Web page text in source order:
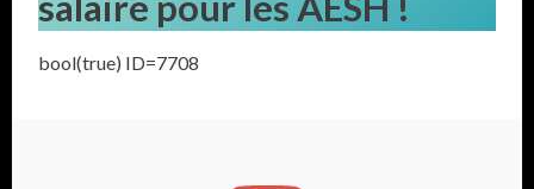
bool(true) ID=7708